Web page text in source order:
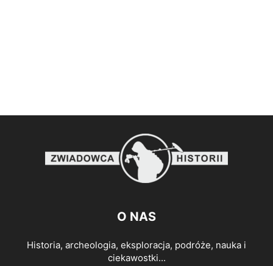
O NAS
Historia, archeologia, eksploracja, podróże, nauka i
ciekawostki...